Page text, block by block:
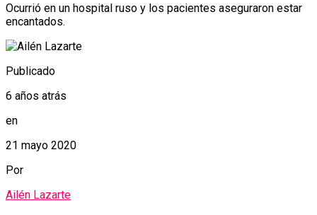
Ocurrió en un hospital ruso y los pacientes aseguraron estar
encantados.
Publicado
6 años atrás
en
21 mayo 2020
Por
Ailén Lazarte